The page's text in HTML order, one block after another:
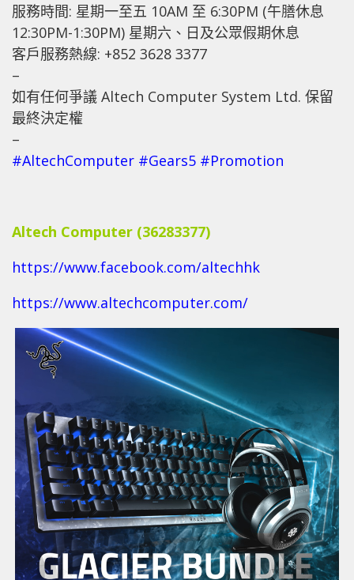
服務時間: 星期一至五 10AM 至 6:30PM (午膳休息
12:30PM-1:30PM) 星期六、日及公眾假期休息
客戶服務熱線: +852 3628 3377
–
如有任何爭議 Altech Computer System Ltd. 保留
最終決定權
–
#AltechComputer #Gears5 #Promotion
Altech Computer (36283377)
https://www.facebook.com/altechhk
https://www.altechcomputer.com/